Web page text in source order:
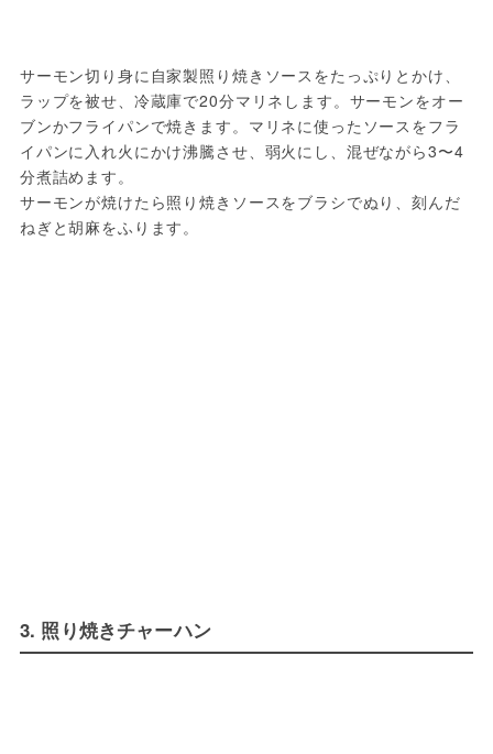
サーモン切り身に自家製照り焼きソースをたっぷりとかけ、
ラップを被せ、冷蔵庫で20分マリネします。サーモンをオー
ブンかフライパンで焼きます。マリネに使ったソースをフラ
イパンに入れ火にかけ沸騰させ、弱火にし、混ぜながら3〜4
分煮詰めます。
サーモンが焼けたら照り焼きソースをブラシでぬり、刻んだ
ねぎと胡麻をふります。
3. 照り焼きチャーハン